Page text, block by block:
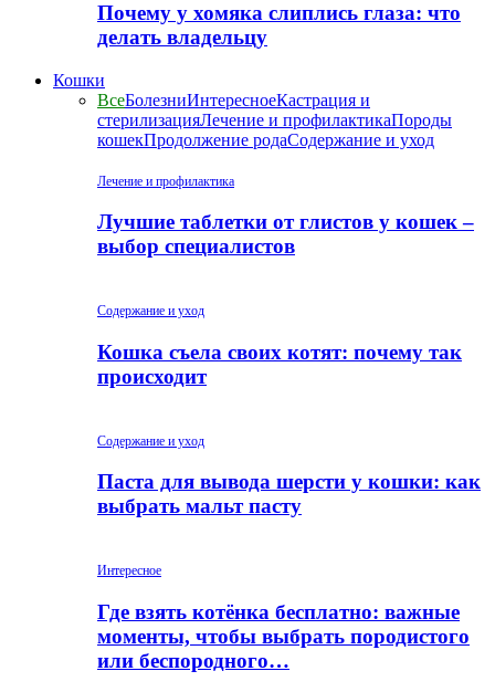
Почему у хомяка слиплись глаза: что
делать владельцу
Кошки
ВсеБолезниИнтересноеКастрация и
стерилизацияЛечение и профилактикаПороды
кошекПродолжение родаСодержание и уход
Лечение и профилактика
Лучшие таблетки от глистов у кошек –
выбор специалистов
Содержание и уход
Кошка съела своих котят: почему так
происходит
Содержание и уход
Паста для вывода шерсти у кошки: как
выбрать мальт пасту
Интересное
Где взять котёнка бесплатно: важные
моменты, чтобы выбрать породистого
или беспородного…